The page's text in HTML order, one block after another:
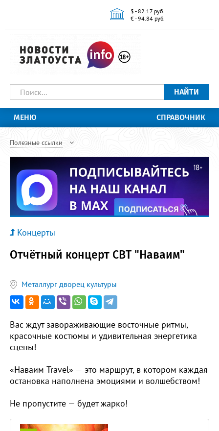
$ - 82.17 руб.
€ - 94.84 руб.
НАЙТИ
МЕНЮ СПРАВОЧНИК
Полезные ссылки
Концерты
Отчётный концерт СВТ "Наваим"
Металлург дворец культуры
Вас ждут завораживающие восточные ритмы,
красочные костюмы и удивительная энергетика
сцены!
«Наваим Travel» — это маршрут, в котором каждая
остановка наполнена эмоциями и волшебством!
Не пропустите — будет жарко!